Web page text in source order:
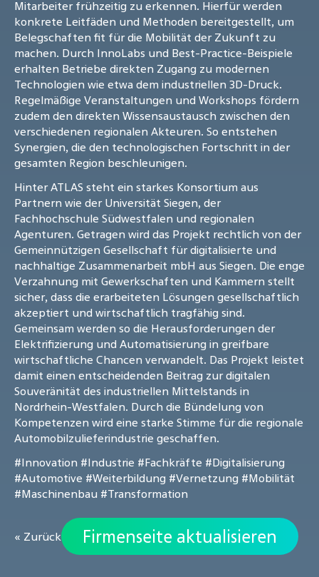
Mitarbeiter frühzeitig zu erkennen. Hierfür werden
konkrete Leitfäden und Methoden bereitgestellt, um
Belegschaften fit für die Mobilität der Zukunft zu
machen. Durch InnoLabs und Best-Practice-Beispiele
erhalten Betriebe direkten Zugang zu modernen
Technologien wie etwa dem industriellen 3D-Druck.
Regelmäßige Veranstaltungen und Workshops fördern
zudem den direkten Wissensaustausch zwischen den
verschiedenen regionalen Akteuren. So entstehen
Synergien, die den technologischen Fortschritt in der
gesamten Region beschleunigen.
Hinter ATLAS steht ein starkes Konsortium aus
Partnern wie der Universität Siegen, der
Fachhochschule Südwestfalen und regionalen
Agenturen. Getragen wird das Projekt rechtlich von der
Gemeinnützigen Gesellschaft für digitalisierte und
nachhaltige Zusammenarbeit mbH aus Siegen. Die enge
Verzahnung mit Gewerkschaften und Kammern stellt
sicher, dass die erarbeiteten Lösungen gesellschaftlich
akzeptiert und wirtschaftlich tragfähig sind.
Gemeinsam werden so die Herausforderungen der
Elektrifizierung und Automatisierung in greifbare
wirtschaftliche Chancen verwandelt. Das Projekt leistet
damit einen entscheidenden Beitrag zur digitalen
Souveränität des industriellen Mittelstands in
Nordrhein-Westfalen. Durch die Bündelung von
Kompetenzen wird eine starke Stimme für die regionale
Automobilzulieferindustrie geschaffen.
#Innovation #Industrie #Fachkräfte #Digitalisierung
#Automotive #Weiterbildung #Vernetzung #Mobilität
#Maschinenbau #Transformation
« Zurück Firmenseite aktualisieren